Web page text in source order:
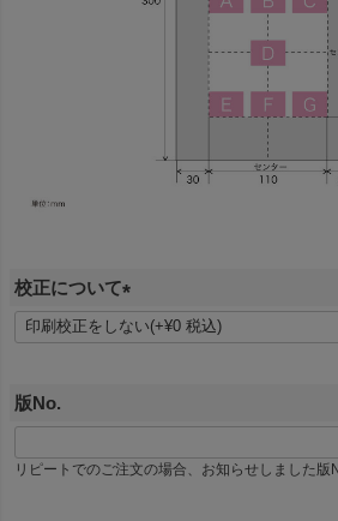
校正について
(
必
版No.
リピートでのご注文の場合、お知らせしました版